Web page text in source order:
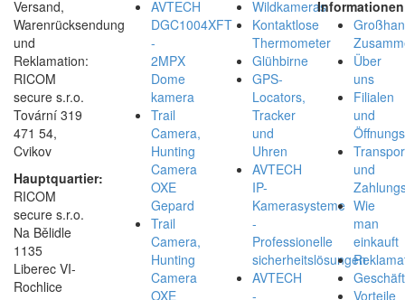
Versand,
Warenrücksendung
und
Reklamation:
RICOM
secure s.r.o.
Tovární 319
471 54,
Cvikov
Hauptquartier:
RICOM
secure s.r.o.
Na Bělidle
1135
Liberec VI-
Rochlice
AVTECH
DGC1004XFT
-
2MPX
Dome
kamera
Trail
Camera,
Hunting
Camera
OXE
Gepard
Trail
Camera,
Hunting
Camera
OXE
Wildkameras
Kontaktlose
Thermometer
Glühbirne
GPS-
Locators,
Tracker
und
Uhren
AVTECH
IP-
Kamerasysteme
-
Professionelle
sicherheitslösungen
AVTECH
-
Über
uns
Filialen
und
und
Wie
man
einkauft
Vorteile